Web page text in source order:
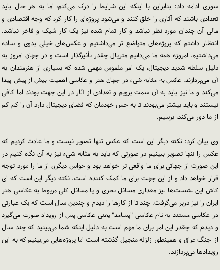
سوری ادامه داد: بنابراین با اینکه این شرایط را درک می‌کنم، اما به هر حال باید
تعدادی باشند که آثاری را خلق کنند و می‌شود پروژه‌ای را کار کرد که وجه اقتصادی و
مالی آن چندان مورد نظر نباشد و کار تمام شده نیز یک کار شیک و فاخر نباشد.
انتظار داشتم که پروژه‌های متواضع تر می‌داشتیم و عکس‌های خیلی بدوی و ساده
می‌داشتیم. امروزه همه ما می‌دانیم متریال چقدر تأثیرگذار است و در جهان امروز به
دلیل سلطه شدید دیجیتال، یک امر ملموس مهمی شده که بسیاری از هنرمندان به
آن می‌پردازند. عکس به مثابه شیء در جهان هنر و عکاسی اهمیت بیش از پیش پیدا
می‌کند و ما نیز باید به آن سمت برویم و تعدادی از آثار در این جهت بودند اما کافی
نیستند و باید بیشتر می‌بودند تا به حس خودمان که فضای دیجیتال دارد آن را کم کم
از ما دور می‌کند، برسیم.
وی بیان کرد: نکته دیگر این است که عکس تنها تصویر نیست و ما عادت کردیم که
عکس را تنها تصویر ببینیم در صورتی که باید به مثابه شیء نیز به آن نگاه کنیم در
این صورت از جهاتی برای ما واقعی تر خواهد بود و حواس دیگری از ما را مورد توجه
قرار خواهد داد و از این جهت برای ما کمک کننده است. نکته دیگر این است که ای
کاش این نشست‌ها نیز مقداری مسائل نظری و یا مسائل کلی مربوط به عکاسی هنر
ایران را نیز دربر می‌گرفت. چند تا از کارها را دیدم و چندین سال است که یک عبارتی
در عکاسی مستند به نام عکاسی "پسامد" یعنی عکاسی پس از رویداد صورت می‌گیرد
و دیدم که چقدر این امر برای ما مهم است به دلیل اینکه شما می‌بینید که چند سال
از جنگ عراق و همینطور زلزله منجیل گذشته است اما پروژه‌هایی می‌بینیم که به این
رویدادها می‌پردازند.